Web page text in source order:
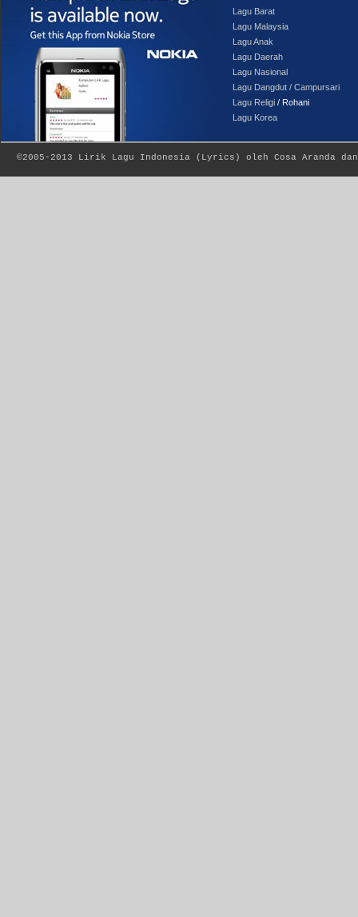
Lagu Barat
Lagu Malaysia
Lagu Anak
Lagu Daerah
Lagu Nasional
Lagu Dangdut / Campursari
Lagu Religi / Rohani
Lagu Korea
©2005-2013 Lirik Lagu Indonesia ( Lyrics ) oleh Cosa Aranda